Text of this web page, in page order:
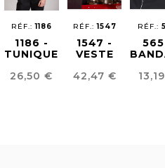
RÉF.:1186
1186 -
TUNIQUE
Prix
26,50 €
RÉF.:1547
1547 -
VESTE
SHOW
Prix
42,47 €
RÉF.:
Prix